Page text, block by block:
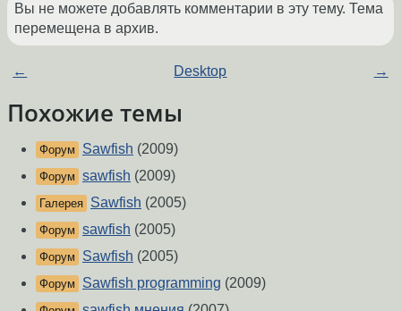
Вы не можете добавлять комментарии в эту тему. Тема
перемещена в архив.
← Desktop →
Похожие темы
Форум Sawfish (2009)
Форум sawfish (2009)
Галерея Sawfish (2005)
Форум sawfish (2005)
Форум Sawfish (2005)
Форум Sawfish programming (2009)